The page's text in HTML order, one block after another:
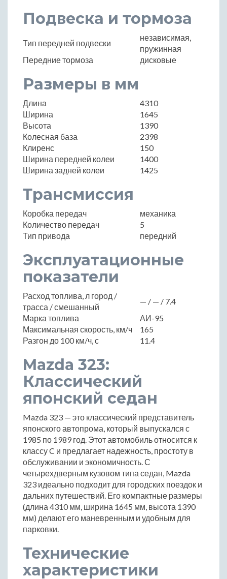
Подвеска и тормоза
Тип передней подвески
независимая,
пружинная
Передние тормоза
дисковые
Размеры в мм
Длина
4310
Ширина
1645
Высота
1390
Колесная база
2398
Клиренс
150
Ширина передней колеи
1400
Ширина задней колеи
1425
Трансмиссия
Коробка передач
механика
Количество передач
5
Тип привода
передний
Эксплуатационные
показатели
Расход топлива, л город /
трасса / смешанный
— / — / 7.4
Марка топлива
АИ-95
Максимальная скорость, км/ч
165
Разгон до 100 км/ч, с
11.4
Mazda 323:
Классический
японский седан
Mazda 323 — это классический представитель
японского автопрома, который выпускался с
1985 по 1989 год. Этот автомобиль относится к
классу C и предлагает надежность, простоту в
обслуживании и экономичность. С
четырехдверным кузовом типа седан, Mazda
323 идеально подходит для городских поездок и
дальних путешествий. Его компактные размеры
(длина 4310 мм, ширина 1645 мм, высота 1390
мм) делают его маневренным и удобным для
парковки.
Технические
характеристики